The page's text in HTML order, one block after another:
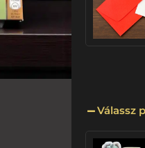
Válassz